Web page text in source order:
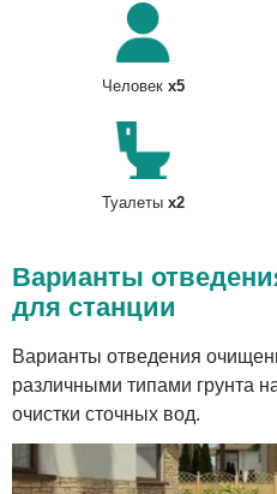
Человек x5
Туалеты x2
Варианты
для станции
Варианты отведения
различными типами грунта
очистки сточных вод.